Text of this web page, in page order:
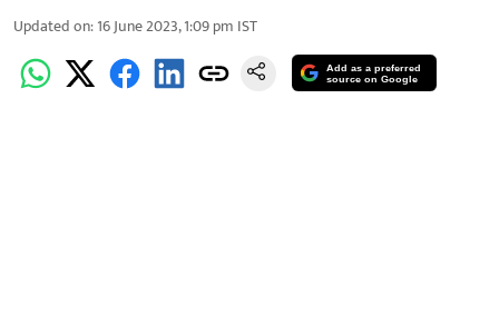
Updated on:16 June 2023, 1:09 pm IST
Add as a preferred
source on Google